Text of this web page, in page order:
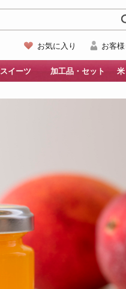
お気に入り お客
スイーツ 加工品・セット